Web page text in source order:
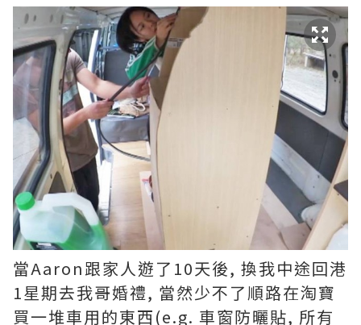
當Aaron跟家人遊了10天後, 換我中途回港
1星期去我哥婚禮, 當然少不了順路在淘寶
買一堆車用的東西(e.g. 車窗防曬貼, 所有